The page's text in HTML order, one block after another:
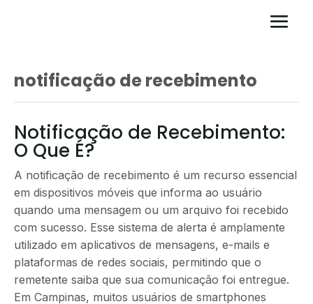
notificação de recebimento
Notificação de Recebimento:
O Que É?
A notificação de recebimento é um recurso essencial
em dispositivos móveis que informa ao usuário
quando uma mensagem ou um arquivo foi recebido
com sucesso. Esse sistema de alerta é amplamente
utilizado em aplicativos de mensagens, e-mails e
plataformas de redes sociais, permitindo que o
remetente saiba que sua comunicação foi entregue.
Em Campinas, muitos usuários de smartphones